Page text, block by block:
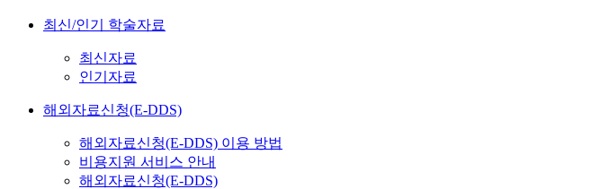
최신/인기 학술자료
최신자료
인기자료
해외자료신청(E-DDS)
해외자료신청(E-DDS) 이용 방법
비용지원 서비스 안내
해외자료신청(E-DDS)